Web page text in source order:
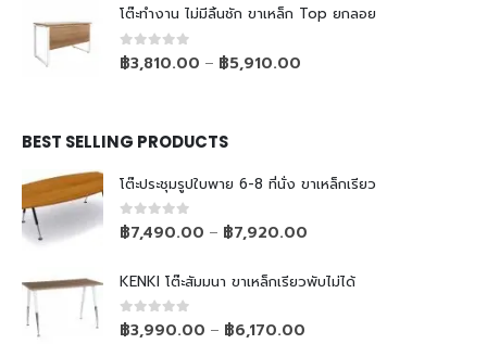
โต๊ะทำงาน ไม่มีลิ้นชัก ขาเหล็ก Top ยกลอย
0out of 5
฿3,810.00 – ฿5,910.00
BEST SELLING PRODUCTS
โต๊ะประชุมรูปใบพาย 6-8 ที่นั่ง ขาเหล็กเรียว
0out of 5
฿7,490.00 – ฿7,920.00
KENKI โต๊ะสัมมนา ขาเหล็กเรียวพับไม่ได้
0out of 5
฿3,990.00 – ฿6,170.00